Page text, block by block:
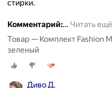
стирки.
Комментарий:… Читать ещё
Товар — Комплект Fashion
зеленый
Диво Д.